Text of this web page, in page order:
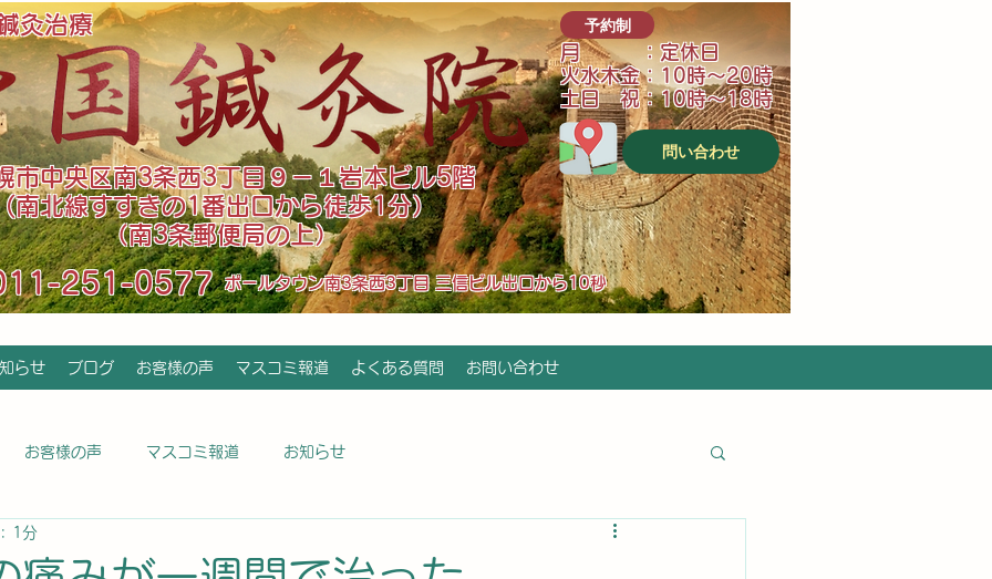
灸治療
市中央区南3条西3丁目９－１岩本ビル5階
(南北線すすきの1番出口から徒歩1分）
（南3条郵便局の上）
予約制
月 ：定休日
火水木金：10時～20時
土日 祝：10時～18時
問い合わせ
251-0577 ​ポールタウン南3条西3丁目 三信ビル出口から10秒
らせ ブログ お客様の声 マスコミ報道 よくある質問 お問い合わせ
お客様の声 マスコミ報道 お知らせ
: 1分